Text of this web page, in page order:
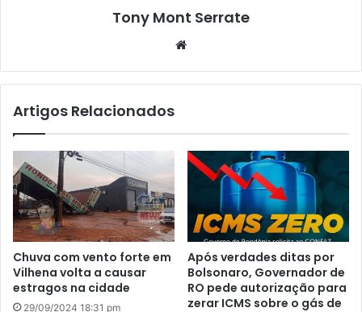
Tony Mont Serrate
te
Artigos Relacionados
Chuva com vento forte em
Vilhena volta a causar
estragos na cidade
29/09/2024 18:31 pm
Após verdades ditas por
Bolsonaro, Governador de
RO pede autorização para
zerar ICMS sobre o gás de